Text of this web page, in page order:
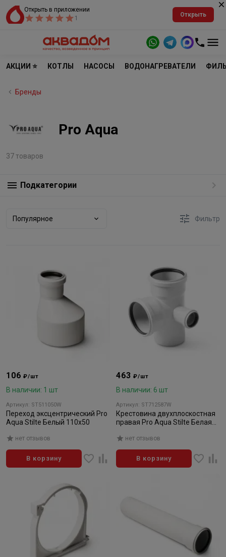
Открыть в приложении
1
Открыть
АКЦИИ ⭐ КОТЛЫ НАСОСЫ ВОДОНАГРЕВАТЕЛИ
Бренды
Pro Aqua
37 товаров
Подкатегории
Популярное Фильтр
106₽/шт
В наличии: 1 шт
Артикул: ST511050W
Переход эксцентрический Pro
Aqua Stilte Белый 110х50
нет отзывов
В корзину
463₽/шт
В наличии: 6 шт
Артикул: ST712587W
Крестовина двухплоскостная
правая Pro Aqua Stilte Белая
нет отзывов
В корзину